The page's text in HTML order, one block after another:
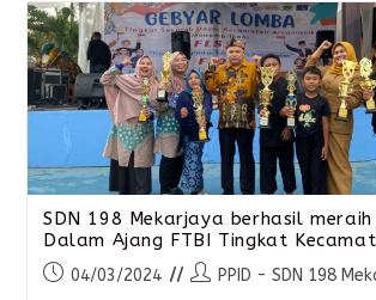
SDN 198 Mekarjaya berhasil
Dalam Ajang FTBI Tingkat
04/03/2024 PPID - SDN 198